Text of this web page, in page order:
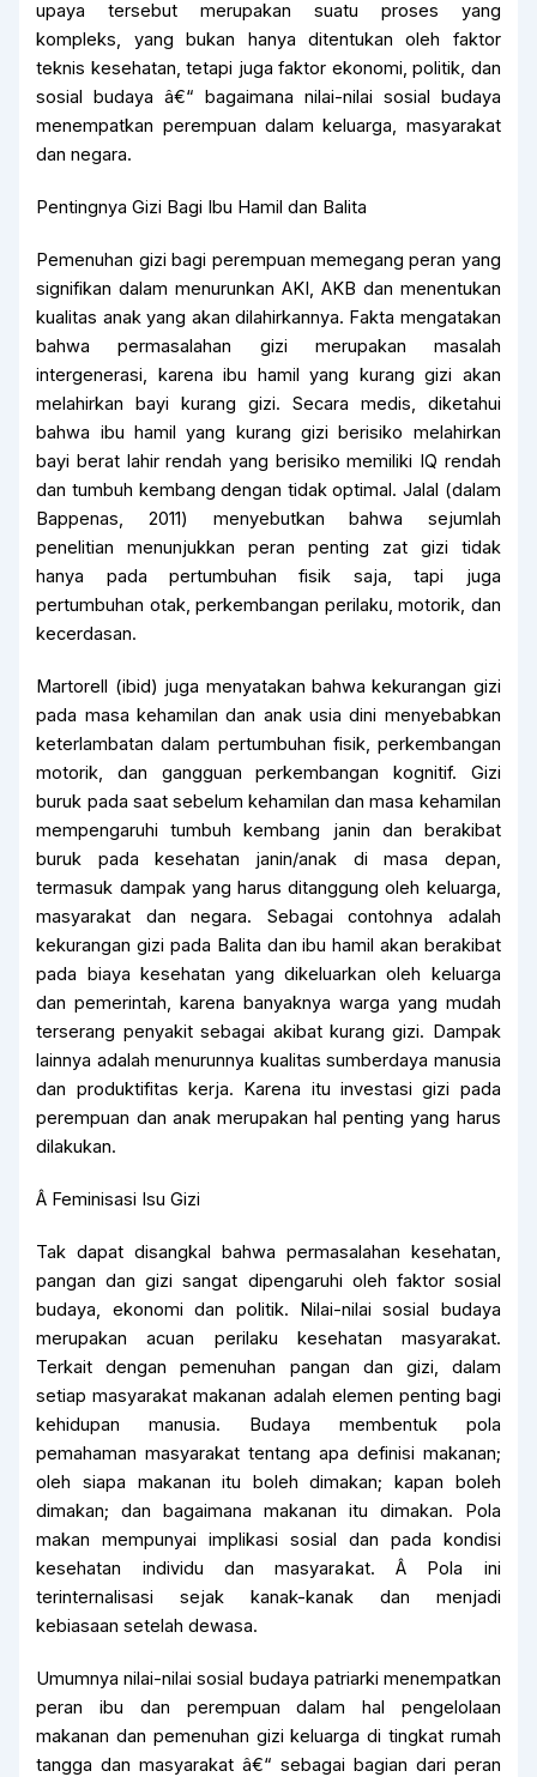
upaya tersebut merupakan suatu proses yang
kompleks, yang bukan hanya ditentukan oleh faktor
teknis kesehatan, tetapi juga faktor ekonomi, politik, dan
sosial budaya â€“ bagaimana nilai-nilai sosial budaya
menempatkan perempuan dalam keluarga, masyarakat
dan negara.
Pentingnya Gizi Bagi Ibu Hamil dan Balita
Pemenuhan gizi bagi perempuan memegang peran yang
signifikan dalam menurunkan AKI, AKB dan menentukan
kualitas anak yang akan dilahirkannya. Fakta mengatakan
bahwa permasalahan gizi merupakan masalah
intergenerasi, karena ibu hamil yang kurang gizi akan
melahirkan bayi kurang gizi. Secara medis, diketahui
bahwa ibu hamil yang kurang gizi berisiko melahirkan
bayi berat lahir rendah yang berisiko memiliki IQ rendah
dan tumbuh kembang dengan tidak optimal. Jalal (dalam
Bappenas, 2011) menyebutkan bahwa sejumlah
penelitian menunjukkan peran penting zat gizi tidak
hanya pada pertumbuhan fisik saja, tapi juga
pertumbuhan otak, perkembangan perilaku, motorik, dan
kecerdasan.
Martorell (ibid) juga menyatakan bahwa kekurangan gizi
pada masa kehamilan dan anak usia dini menyebabkan
keterlambatan dalam pertumbuhan fisik, perkembangan
motorik, dan gangguan perkembangan kognitif. Gizi
buruk pada saat sebelum kehamilan dan masa kehamilan
mempengaruhi tumbuh kembang janin dan berakibat
buruk pada kesehatan janin/anak di masa depan,
termasuk dampak yang harus ditanggung oleh keluarga,
masyarakat dan negara. Sebagai contohnya adalah
kekurangan gizi pada Balita dan ibu hamil akan berakibat
pada biaya kesehatan yang dikeluarkan oleh keluarga
dan pemerintah, karena banyaknya warga yang mudah
terserang penyakit sebagai akibat kurang gizi. Dampak
lainnya adalah menurunnya kualitas sumberdaya manusia
dan produktifitas kerja. Karena itu investasi gizi pada
perempuan dan anak merupakan hal penting yang harus
dilakukan.
Â Feminisasi Isu Gizi
Tak dapat disangkal bahwa permasalahan kesehatan,
pangan dan gizi sangat dipengaruhi oleh faktor sosial
budaya, ekonomi dan politik. Nilai-nilai sosial budaya
merupakan acuan perilaku kesehatan masyarakat.
Terkait dengan pemenuhan pangan dan gizi, dalam
setiap masyarakat makanan adalah elemen penting bagi
kehidupan manusia. Budaya membentuk pola
pemahaman masyarakat tentang apa definisi makanan;
oleh siapa makanan itu boleh dimakan; kapan boleh
dimakan; dan bagaimana makanan itu dimakan. Pola
makan mempunyai implikasi sosial dan pada kondisi
kesehatan individu dan masyarakat. Â Pola ini
terinternalisasi sejak kanak-kanak dan menjadi
kebiasaan setelah dewasa.
Umumnya nilai-nilai sosial budaya patriarki menempatkan
peran ibu dan perempuan dalam hal pengelolaan
makanan dan pemenuhan gizi keluarga di tingkat rumah
tangga dan masyarakat â€“ sebagai bagian dari peran